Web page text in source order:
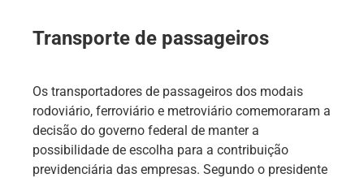
Transporte de passageiros
Os transportadores de passageiros dos modais
rodoviário, ferroviário e metroviário comemoraram a
decisão do governo federal de manter a
possibilidade de escolha para a contribuição
previdenciária das empresas. Segundo o presidente